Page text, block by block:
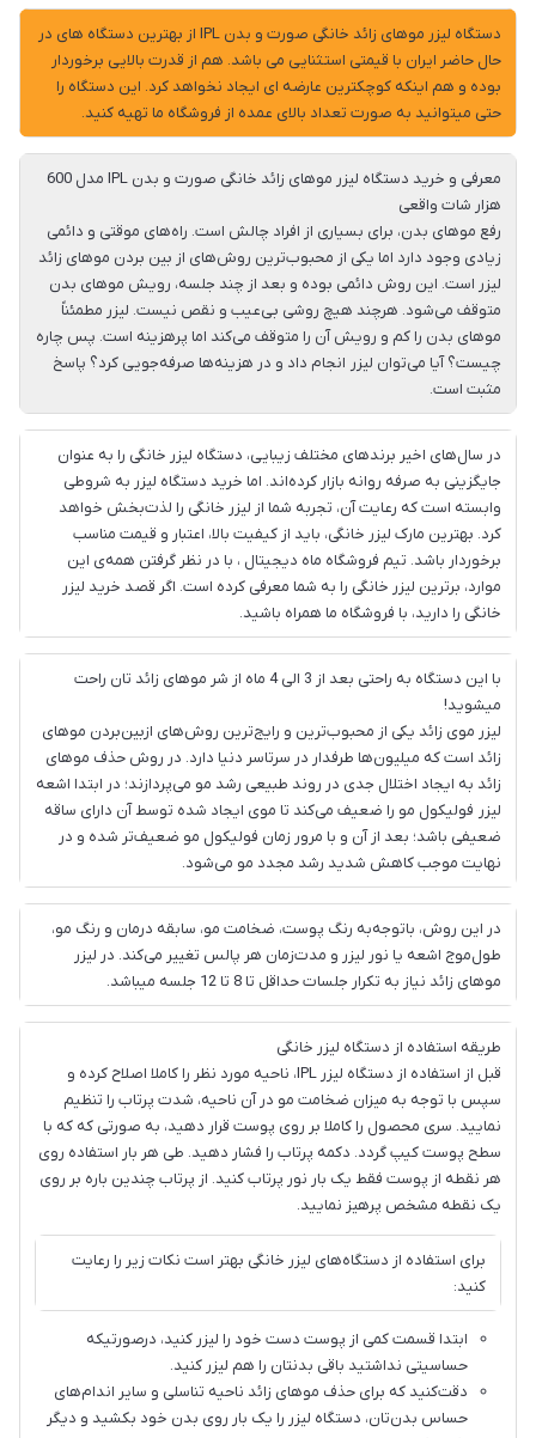
کدرهگیریسفارش
خود،
۴۸ساعت
کاری پس
ثبت
سفارش،واتساپ
پیام
بگذارید.
ممنون
از
صبر
و
شکیبایی
شما
عزیزان
🌹
"دریافت
کدرهگیری
پستی(کلیک
کنید)
ادامه
دستگاه لیزر موهای زائد خانگی صورت و بدن IPL از بهترین دستگاه های در
حال حاضر ایران با قیمتی استثنایی می باشد. هم از قدرت بالایی برخوردار
بوده و هم اینکه کوچکترین عارضه ای ایجاد نخواهد کرد. این دستگاه را
حتی میتوانید به صورت تعداد بالای عمده از فروشگاه ما تهیه کنید.
معرفی و خرید دستگاه لیزر موهای زائد خانگی صورت و بدن IPL مدل 600
هزار شات واقعی
رفع موهای بدن، برای بسیاری از افراد چالش است. راه‌های موقتی و دائمی
زیادی وجود دارد اما یکی از محبوب‌ترین روش‌های از بین بردن موهای زائد
لیزر است. این روش دائمی بوده و بعد از چند جلسه، رویش موهای بدن
متوقف می‌شود. هرچند هیچ روشی بی‌عیب و نقص نیست. لیزر مطمئناً
موهای بدن را کم و رویش آن را متوقف می‌کند اما پرهزینه است. پس چاره
چیست؟ آیا می‌توان لیزر انجام داد و در هزینه‌ها صرفه‌جویی کرد؟ پاسخ
مثبت است.
در سال‌های اخیر برندهای مختلف زیبایی، دستگاه لیزر خانگی را به عنوان
جایگزینی به صرفه روانه بازار کرده‌اند. اما خرید دستگاه لیزر به شروطی
وابسته است که رعایت آن، تجربه شما از لیزر خانگی را لذت‌بخش خواهد
کرد. بهترین مارک لیزر خانگی، باید از کیفیت بالا، اعتبار و قیمت مناسب
برخوردار باشد. تیم فروشگاه ماه دیجیتال ، با در نظر گرفتن همه‌ی این
موارد، برترین لیزر خانگی را به شما معرفی کرده است. اگر قصد خرید لیزر
خانگی را دارید، با فروشگاه ما همراه باشید.
با این دستگاه به راحتی بعد از 3 الی 4 ماه از شر موهای زائد تان راحت
میشوید!
لیزر موی زائد یکی از محبوب‌ترین و رایج‌ترین روش‌های ازبین‌بردن موهای
زائد است که میلیون‌ها طرفدار در سرتاسر دنیا دارد. در روش حذف موهای
زائد به ایجاد اختلال جدی در روند طبیعی رشد مو می‌پردازند؛ در ابتدا اشعه
لیزر فولیکول مو را ضعیف می‌کند تا موی ایجاد شده توسط آن دارای ساقه
ضعیفی باشد؛ بعد از آن و با مرور زمان فولیکول مو ضعیف‌تر شده و در
نهایت موجب کاهش شدید رشد مجدد مو می‌شود.
در این روش، باتوجه‌به رنگ پوست، ضخامت مو، سابقه درمان و رنگ مو،
طول‌موج اشعه یا نور لیزر و مدت‌زمان هر پالس تغییر می‌کند. در لیزر
موهای زائد نیاز به تکرار جلسات حداقل تا 8 تا 12 جلسه میباشد.
طریقه استفاده از دستگاه لیزر خانگی
قبل از استفاده از دستگاه لیزر IPL، ناحیه مورد نظر را کاملا اصلاح کرده و
سپس با توجه به میزان ضخامت مو در آن ناحیه، شدت پرتاب را تنظیم
نمایید. سری محصول را کاملا بر روی پوست قرار دهید، به صورتی که که با
سطح پوست کیپ گردد. دکمه پرتاب را فشار دهید. طی هر بار استفاده روی
هر نقطه از پوست فقط یک بار نور پرتاب کنید. از پرتاب چندین باره بر روی
یک نقطه مشخص پرهیز نمایید.
برای استفاده از دستگاه‌های لیزر خانگی بهتر است نکات زیر را رعایت
کنید:
ابتدا قسمت کمی از پوست دست خود را لیزر کنید، درصورتیکه
حساسیتی نداشتید باقی بدنتان را هم لیزر کنید.
دقت‌‌کنید که برای حذف موهای زائد ناحیه تناسلی و سایر اندام‌های
حساس بدن‌تان، دستگاه لیزر را یک بار روی بدن خود بکشید و دیگر